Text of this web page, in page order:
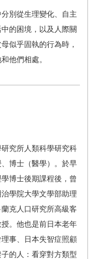
別從生理變化、自主
的困境，以及人際關
似乎固執的行為時，
他們相處。
究所人類科學研究科
博士（醫學）。於早
博士後期課程後，曾
學院大學文學部助理
克人口研究所高級客
。他也是前日本老年
事、日本失智症照顧
的人：看穿對方類型